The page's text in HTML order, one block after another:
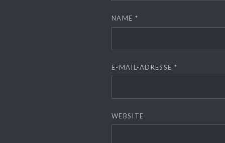
NAME *
E-MAIL-ADRESSE *
WEBSITE